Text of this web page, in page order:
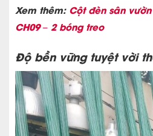
Xem thêm: Cột đèn sân
CH09 – 2 bóng treo
Độ bền vững tuyệt vời